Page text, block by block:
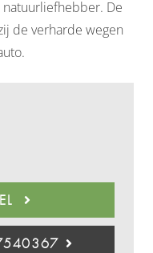
De
de verharde wegen